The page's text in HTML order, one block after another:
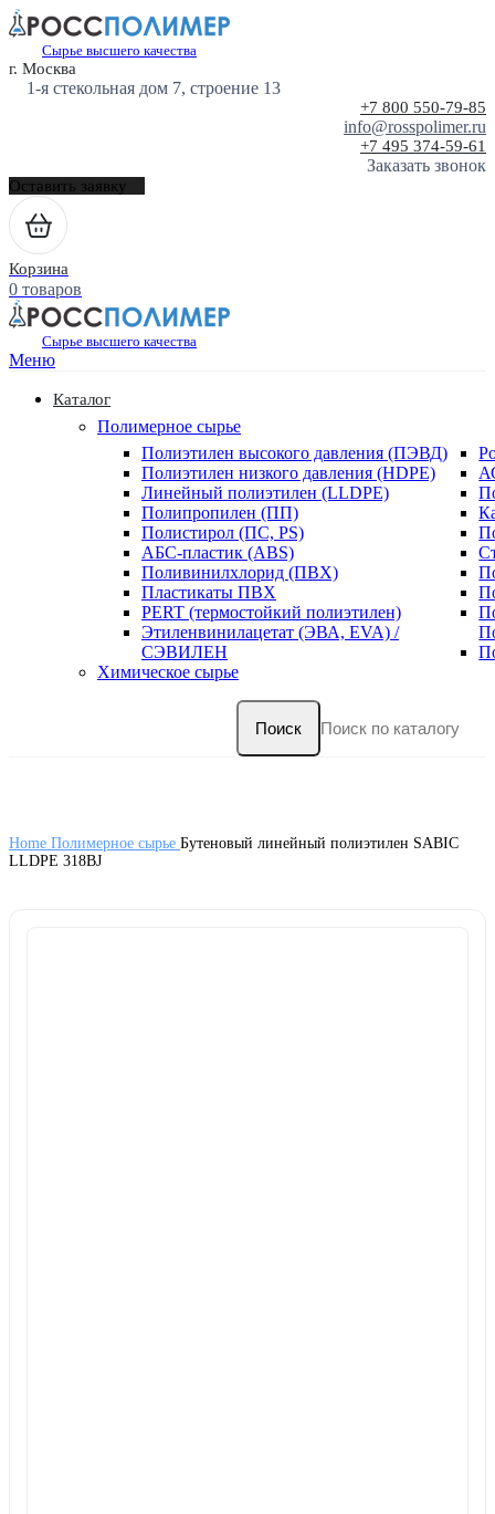
Сырье высшего качества
г. Москва
1-я стекольная дом 7, строение 13
+7 800 550-79-85
info@rosspolimer.ru
+7 495 374-59-61
Заказать звонок
Оставить заявку
Корзина
0 товаров
Сырье высшего качества
Меню
Каталог
Полимерное сырье
Полиэтилен высокого давления (ПЭВД)
Полиэтилен низкого давления (HDPE)
Линейный полиэтилен (LLDPE)
Полипропилен (ПП)
Полистирол (ПС, PS)
АБС-пластик (ABS)
Поливинилхлорид (ПВХ)
Пластикаты ПВХ
PERT (термостойкий полиэтилен)
Этиленвинилацетат (ЭВА, EVA) /
СЭВИЛЕН
Химическое сырье
Поиск
Home Полимерное сырье Бутеновый линейный полиэтилен SABIC
LLDPE 318ВJ